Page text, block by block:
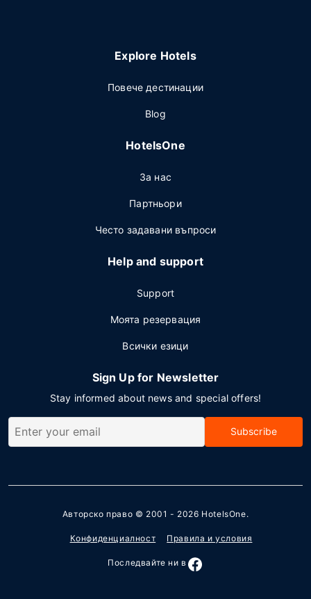
Explore Hotels
Повече дестинации
Blog
HotelsOne
За нас
Партньори
Често задавани въпроси
Help and support
Support
Моята резервация
Всички езици
Sign Up for Newsletter
Stay informed about news and special offers!
Subscribe
Авторско право © 2001 - 2026 HotelsOne.
Конфиденциалност Правила и условия
Последвайте ни в